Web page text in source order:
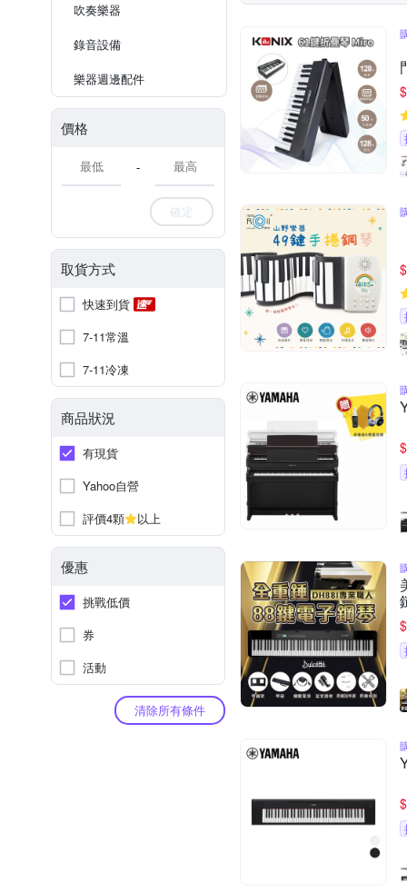
吹奏樂器
錄音設備
樂器週邊配件
價格
-
確定
取貨方式
快速到貨
7-11常溫
7-11冷凍
商品狀況
有現貨
Yahoo自營
評價4顆
以上
優惠
挑戰低價
券
活動
清除所有條件
$
$
$
$
$